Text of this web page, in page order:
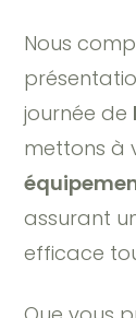
Nous
journée de
mettons à
assurant
efficace